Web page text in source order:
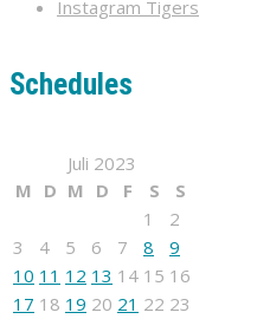
Instagram Tigers
Schedules
Juli 2023
M D M D F S
S
1
2
3
4 5 6 7 8
9
10 11 12 13 14 15 16
17 18 19 20 21 22 23